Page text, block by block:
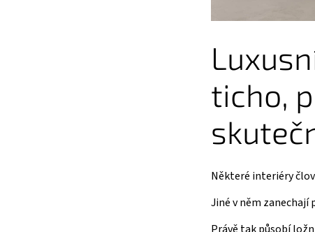
ticho,
Některé interiéry
Jiné v něm